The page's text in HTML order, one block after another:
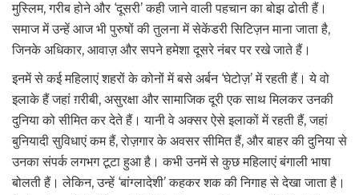
मुस्लिम, गरीब होने और ‘दूसरी’ कही जाने वाली पहचान का बोझ ढोती हैं।
समाज में उन्हें आज भी पुरुषों की तुलना में सेकेंडरी सिटिज़न माना जाता है,
जिनके अधिकार, आवाज़ और सपने हमेशा दूसरे नंबर पर रखे जाते हैं।
इनमें से कई महिलाएं शहरों के कोनों में बसे अर्बन ‘घेटोज़’ में रहती हैं। ये वो
इलाके हैं जहां ग़रीबी, असुरक्षा और सामाजिक दूरी एक साथ मिलकर उनकी
दुनिया को सीमित कर देते हैं। यानी वे अक्सर ऐसे इलाकों में रहती हैं, जहां
बुनियादी सुविधाएं कम हैं, रोज़गार के अवसर सीमित हैं, और बाहर की दुनिया से
उनका संपर्क लगभग टूटा हुआ है। कभी उनमें से कुछ महिलाएं बंगाली भाषा
बोलती हैं। लेकिन, उन्हें ‘बांग्लादेशी’ कहकर शक की निगाह से देखा जाता है।